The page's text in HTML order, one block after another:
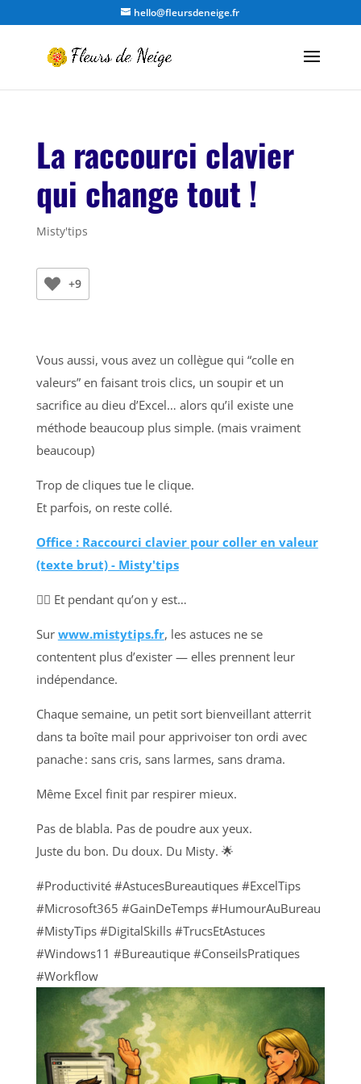
hello@fleursdeneige.fr
La raccourci clavier
qui change tout !
Misty'tips
+9
Vous aussi, vous avez un collègue qui “colle en
valeurs” en faisant trois clics, un soupir et un
sacrifice au dieu d’Excel… alors qu’il existe une
méthode beaucoup plus simple. (mais vraiment
beaucoup)
Trop de cliques tue le clique.
Et parfois, on reste collé.
Office : Raccourci clavier pour coller en valeur
(texte brut) - Misty'tips
🧙‍♀️ Et pendant qu’on y est…
Sur www.mistytips.fr, les astuces ne se
contentent plus d’exister — elles prennent leur
indépendance.
Chaque semaine, un petit sort bienveillant atterrit
dans ta boîte mail pour apprivoiser ton ordi avec
panache : sans cris, sans larmes, sans drama.
Même Excel finit par respirer mieux.
Pas de blabla. Pas de poudre aux yeux.
Juste du bon. Du doux. Du Misty. 🌟
#Productivité #AstucesBureautiques #ExcelTips
#Microsoft365 #GainDeTemps #HumourAuBureau
#MistyTips #DigitalSkills #TrucsEtAstuces
#Windows11 #Bureautique #ConseilsPratiques
#Workflow